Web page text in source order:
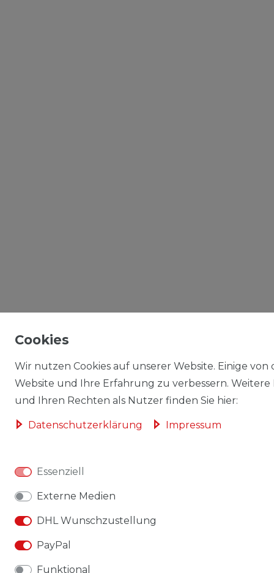
Cookies
Wir nutzen Cookies auf unserer Website. Einige
Website und Ihre Erfahrung zu verbessern.
und Ihren Rechten als Nutzer finden Sie hier:
Daten­schutz­erklärung Impressum
Essenziell
Externe Medien
DHL Wunschzustellung
PayPal
Funktional